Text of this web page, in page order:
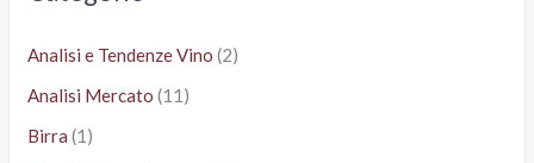
Analisi e Tendenze Vino (2)
Analisi Mercato (11)
Birra (1)